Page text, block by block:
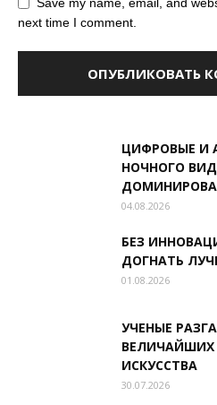
next time I comment.
ЦИФРОВЫЕ И
НОЧНОГО
04.08.2026
БЕЗ
ДОГНАТЬ
01.08.2026
УЧЕНЫЕ
ВЕЛИЧАЙШИХ
ИСКУССТВА
30.07.2026